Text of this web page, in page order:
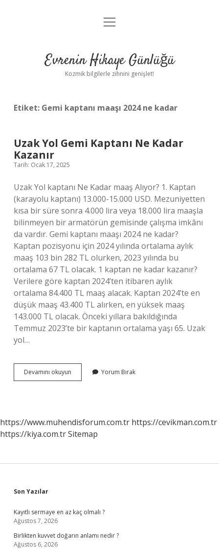
Anasayfa
Yasal Uyarı
menüyü
Evrenin Hikaye Günlüğü
Kozmik bilgilerle zihnini genişlet!
Etiket: Gemi kaptanı maaşı 2024 ne kadar
Uzak Yol Gemi Kaptanı Ne Kadar
Kazanır
Tarih: Ocak 17, 2025
Uzak Yol kaptanı Ne Kadar maaş Alıyor? 1. Kaptan
(karayolu kaptanı) 13.000-15.000 USD. Mezuniyetten
kısa bir süre sonra 4.000 lira veya 18.000 lira maaşla
bilinmeyen bir armatörün gemisinde çalışma imkânı
da vardır. Gemi kaptanı maaşı 2024 ne kadar?
Kaptan pozisyonu için 2024 yılında ortalama aylık
maaş 103 bin 282 TL olurken, 2023 yılında bu
ortalama 67 TL olacak. 1 kaptan ne kadar kazanır?
Verilere göre kaptan 2024’ten itibaren aylık
ortalama 84.400 TL maaş alacak. Kaptan 2024’te en
düşük maaş 43.400 TL alırken, en yüksek maaş
143.000 TL olacak. Önceki yıllara bakıldığında
Temmuz 2023’te bir kaptanın ortalama yaşı 65. Uzak
yol…
Devamını okuyun
Yol
Kazanır
Yorum Bırak
https://www.muhendisforum.com.tr https://cevikman.com.tr
https://kiya.com.trSitemap
Sidebar
Son Yazılar
Kayıtlı sermaye en az kaç olmalı ?
Ağustos 7, 2026
Birlikten kuvvet doğarın anlamı nedir ?
Ağustos 6, 2026